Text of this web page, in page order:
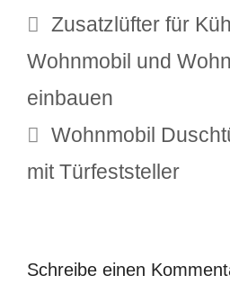
Zusatzlüfter für
Wohnmobil und
einbauen
Wohnmobil
mit Türfeststeller
Schreibe einen